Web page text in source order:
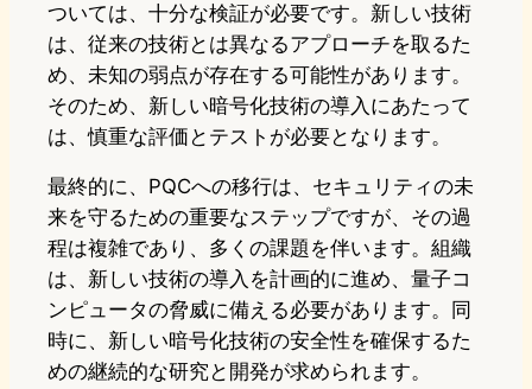
ついては、十分な検証が必要です。新しい技術
は、従来の技術とは異なるアプローチを取るた
め、未知の弱点が存在する可能性があります。
そのため、新しい暗号化技術の導入にあたって
は、慎重な評価とテストが必要となります。
最終的に、PQCへの移行は、セキュリティの未
来を守るための重要なステップですが、その過
程は複雑であり、多くの課題を伴います。組織
は、新しい技術の導入を計画的に進め、量子コ
ンピュータの脅威に備える必要があります。同
時に、新しい暗号化技術の安全性を確保するた
めの継続的な研究と開発が求められます。